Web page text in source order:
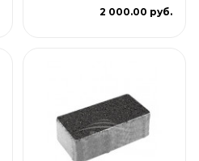
2 000.00 руб.